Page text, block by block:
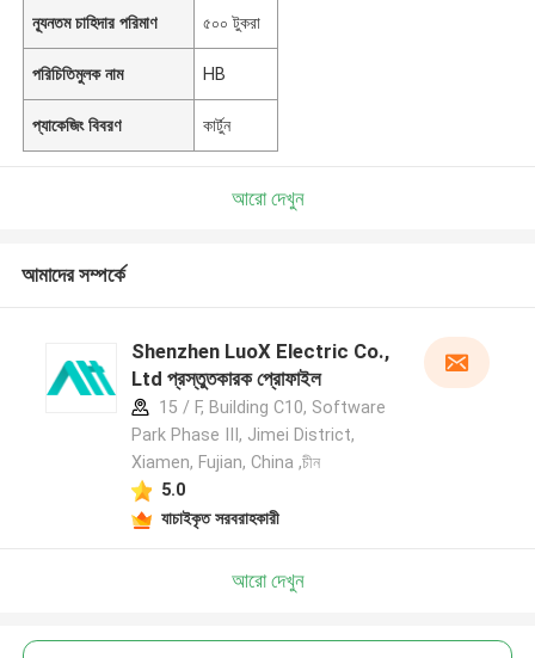
ন্যূনতম চাহিদার পরিমাণ ৫০০ টুকরা
পরিচিতিমুলক নাম HB
প্যাকেজিং বিবরণ কার্টুন
আরো দেখুন
আমাদের সম্পর্কে
Shenzhen LuoX Electric Co.,
Ltd প্রস্তুতকারক প্রোফাইল
15 / F, Building C10, Software
Park Phase III, Jimei District,
Xiamen, Fujian, China ,চীন
5.0
যাচাইকৃত সরবরাহকারী
আরো দেখুন